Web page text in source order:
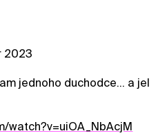
2023
jednoho duchodce... a jel
watch?v=uiOA_NbAcjM